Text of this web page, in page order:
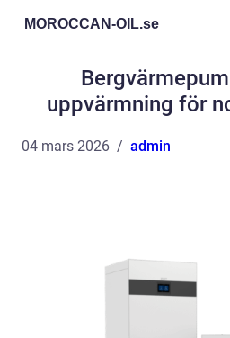
MOROCCAN-OIL.se
uppvärmning för
04 mars 2026 admin